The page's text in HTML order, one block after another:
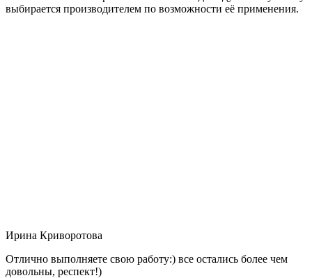
выбирается производителем по возможности её применения.
Ирина Криворотова
Отлично выполняете свою работу:) все остались более чем
довольны, респект!)